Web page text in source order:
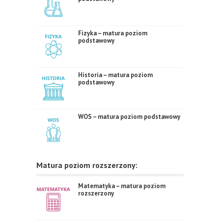
Fizyka – matura poziom
podstawowy
Historia – matura poziom
podstawowy
WOS – matura poziom podstawowy
Matura poziom rozszerzony:
Matematyka – matura poziom
rozszerzony